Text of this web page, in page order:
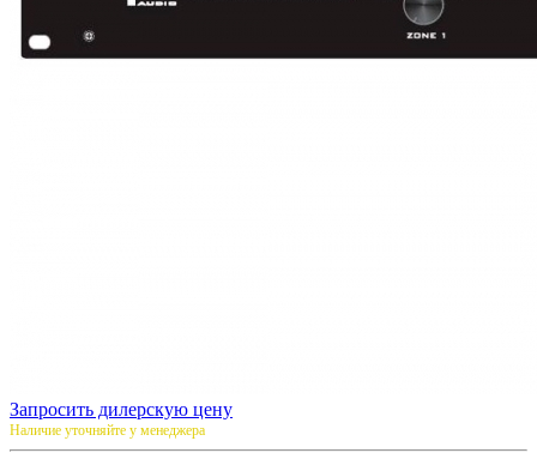
Запросить дилерскую цену
Наличие уточняйте у менеджера